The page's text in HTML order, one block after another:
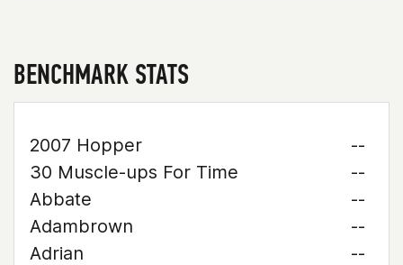
BENCHMARK STATS
2007 Hopper
--
30 Muscle-ups For Time
--
Abbate
--
Adambrown
--
Adrian
--